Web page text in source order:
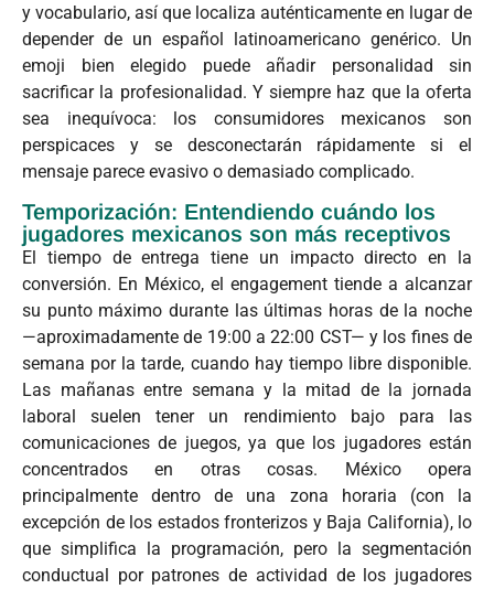
y vocabulario, así que localiza auténticamente en lugar de
depender de un español latinoamericano genérico. Un
emoji bien elegido puede añadir personalidad sin
sacrificar la profesionalidad. Y siempre haz que la oferta
sea inequívoca: los consumidores mexicanos son
perspicaces y se desconectarán rápidamente si el
mensaje parece evasivo o demasiado complicado.
Temporización: Entendiendo cuándo los
jugadores mexicanos son más receptivos
El tiempo de entrega tiene un impacto directo en la
conversión. En México, el engagement tiende a alcanzar
su punto máximo durante las últimas horas de la noche
—aproximadamente de 19:00 a 22:00 CST— y los fines de
semana por la tarde, cuando hay tiempo libre disponible.
Las mañanas entre semana y la mitad de la jornada
laboral suelen tener un rendimiento bajo para las
comunicaciones de juegos, ya que los jugadores están
concentrados en otras cosas. México opera
principalmente dentro de una zona horaria (con la
excepción de los estados fronterizos y Baja California), lo
que simplifica la programación, pero la segmentación
conductual por patrones de actividad de los jugadores